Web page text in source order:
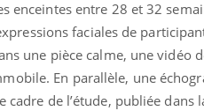
enceintes entre 28 et 32
faciales de
une pièce calme, une vidéo
En parallèle, une
de l’étude, publiée dans